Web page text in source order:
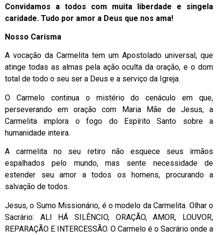
Convidamos a todos com muita liberdade e singela
caridade. Tudo por amor a Deus que nos ama!
Nosso Carisma
A vocação da Carmelita tem um Apostolado universal, que
atinge todas as almas pela ação oculta da oração, e o dom
total de todo o seu ser a Deus e a serviço da Igreja.
O Carmelo continua o mistério do cenáculo em que,
perseverando em oração com Maria Mãe de Jesus, a
Carmelita implora o fogo do Espírito Santo sobre a
humanidade inteira.
A carmelita no seu retiro não esquece seus irmãos
espalhados pelo mundo, mas sente necessidade de
estender seu amor a todos os homens, procurando a
salvação de todos.
Jesus, o Sumo Missionário, é o modelo da Carmelita. Olhar o
Sacrário: ALI HÁ SILÊNCIO, ORAÇÃO, AMOR, LOUVOR,
REPARAÇÃO E INTERCESSÃO. O Carmelo é o Sacrário onde a